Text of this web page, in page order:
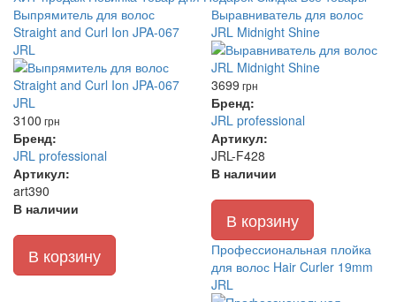
Выпрямитель для волос
Straight and Curl Ion JPA-067
JRL
3100 грн
Бренд:
JRL professional
Артикул:
art390
В наличии
В корзину
Выравниватель для волос
JRL Midnight Shine
3699 грн
Бренд:
JRL professional
Артикул:
JRL-F428
В наличии
В корзину
Профессиональная плойка
для волос Hair Curler 19mm
JRL